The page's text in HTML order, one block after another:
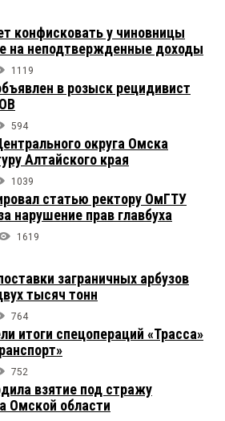
конфисковать у чиновницы
на неподтвержденные доходы
1119
в розыск рецидивист
594
округа Омска
Алтайского края
1039
статью ректору ОмГТУ
нарушение прав главбуха
1619
заграничных арбузов
тысяч тонн
764
итоги спецопераций «Трасса»
752
взятие под стражу
Омской области